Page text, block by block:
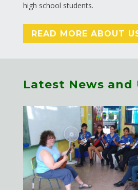
high school students.
READ MORE ABOUT
Latest News and